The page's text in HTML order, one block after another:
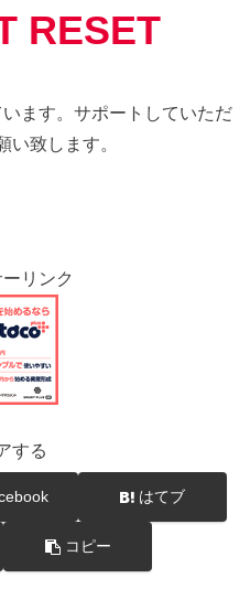
RESET
ます。サポートしていただ
い致します。
リンク
する
はてブ
コピー